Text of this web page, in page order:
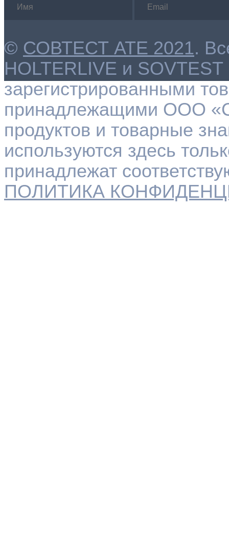
© СОВТЕСТ АТЕ 2021.
HOLTERLIVE и
зарегистрированными
принадлежащими ООО
продуктов и товарные
используются здесь
принадлежат
ПОЛИТИКА